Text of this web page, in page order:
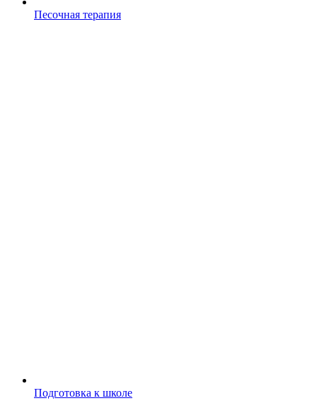
Песочная терапия
Подготовка к школе